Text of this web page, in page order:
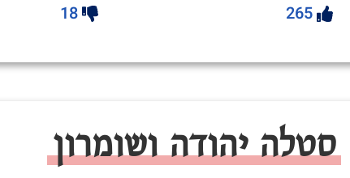
265
18
סטלה יהודה ושומרון